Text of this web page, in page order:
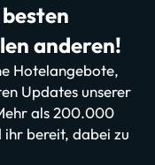
anderen!
Hotelangebote,
Updates unserer
als 200.000
ihr bereit, dabei zu